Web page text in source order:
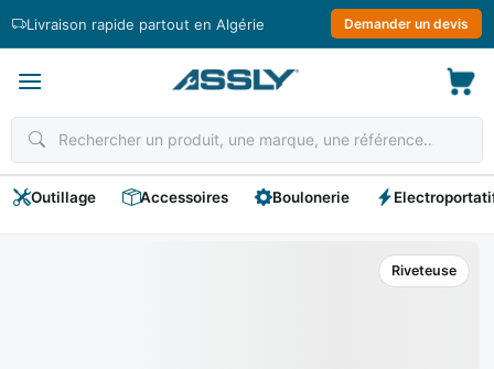
Livraison rapide partout en Algérie Demander un devis
Outillage Accessoires Boulonerie
Riveteuse